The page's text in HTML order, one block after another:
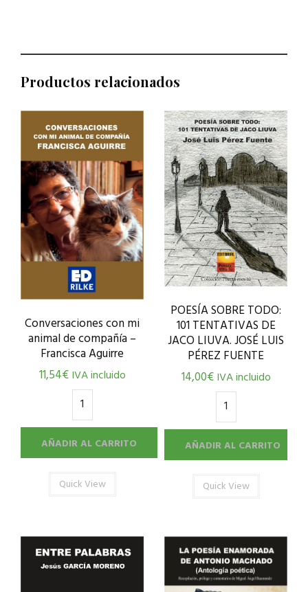
Productos relacionados
Conversaciones con mi
animal de compañía –
Francisca Aguirre
11,54€ IVA incluido
AÑADIR AL CARRITO
Quick View
POESÍA SOBRE TODO:
101 TENTATIVAS DE
JACO LIUVA. JOSÉ LUIS
PÉREZ FUENTE
14,00€ IVA incluido
AÑADIR AL CARRITO
Quick View